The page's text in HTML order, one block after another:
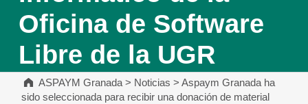
Oficina de Software
Libre de la UGR
ASPAYM Granada> Noticias >Aspaym Granada ha
sido seleccionada para recibir una donación de material